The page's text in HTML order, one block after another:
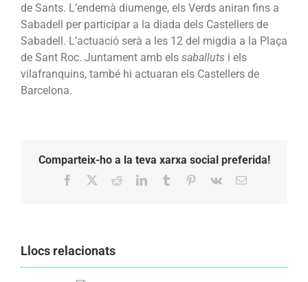
de Sants. L’endemà diumenge, els Verds aniran fins a
Sabadell per participar a la diada dels Castellers de
Sabadell. L’actuació serà a les 12 del migdia a la Plaça
de Sant Roc. Juntament amb els saballuts i els
vilafranquins, també hi actuaran els Castellers de
Barcelona.
Comparteix-ho a la teva xarxa social preferida!
Facebook RedditLinkedInTumblr Pinterest
Vk Email:
Llocs relacionats